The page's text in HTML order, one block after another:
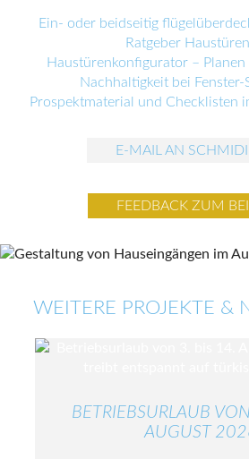
Ein- oder beidseitig
Ratgeber
Haustürenkonfigurator – Planen
Nachhaltigkeit bei
Prospektmaterial und Checklisten
E-MAIL AN
FEEDBACK ZUM
WEITERE PROJEKTE &
BETRIEBSURLAUB
AUGUST